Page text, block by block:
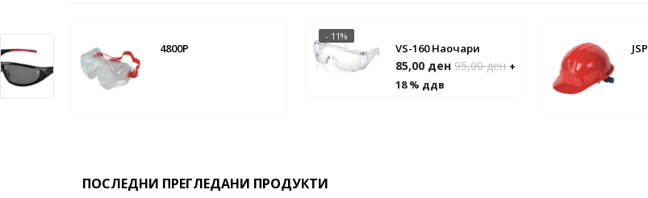
4800P VS-160 Наочари
85,00 ден 95,00ден +
18 % ддв
- 11%
JSP
ПОСЛЕДНИ ПРЕГЛЕДАНИ ПРОДУКТИ